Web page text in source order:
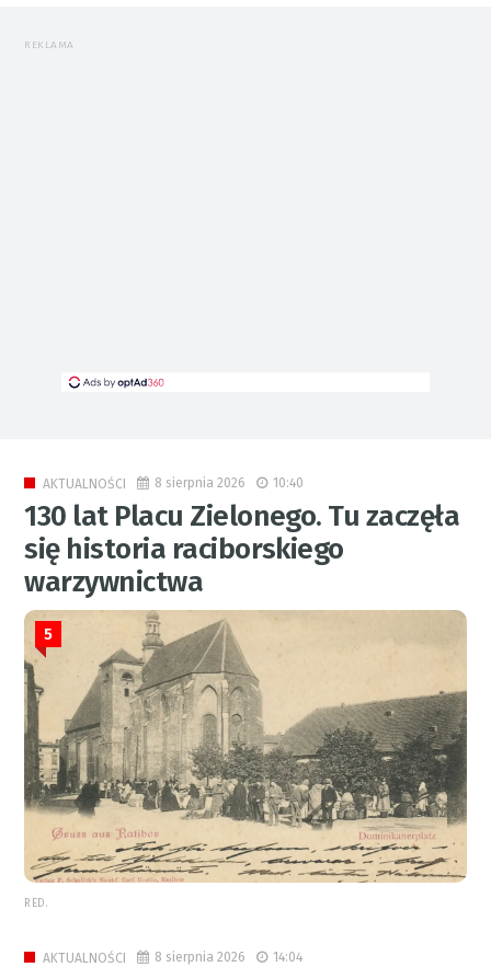
REKLAMA
AKTUALNOŚCI 8 sierpnia 2026 10:40
130 lat Placu Zielonego. Tu zaczęła
się historia raciborskiego
warzywnictwa
5
RED.
AKTUALNOŚCI 8 sierpnia 2026 14:04